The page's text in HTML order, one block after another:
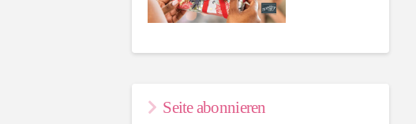
Seite abonnieren